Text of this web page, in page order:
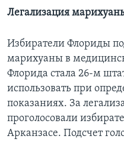
Легализация
Избиратели Флориды
марихуаны в
Флорида стала 26-м
использовать при
показаниях. За
проголосовали
Арканзасе. Подсчет